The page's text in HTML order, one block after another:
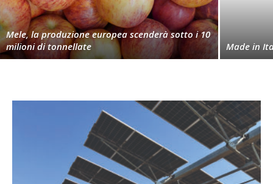
Mele, la produzione europea scenderà sotto i 10
milioni di tonnellate
Made in